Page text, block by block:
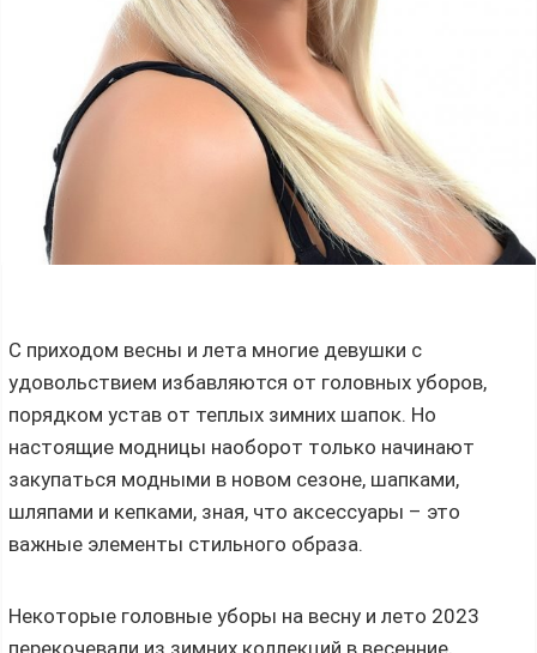
С приходом весны и лета многие девушки с
удовольствием избавляются от головных уборов,
порядком устав от теплых зимних шапок. Но
настоящие модницы наоборот только начинают
закупаться модными в новом сезоне, шапками,
шляпами и кепками, зная, что аксессуары – это
важные элементы стильного образа.
Некоторые головные уборы на весну и лето 2023